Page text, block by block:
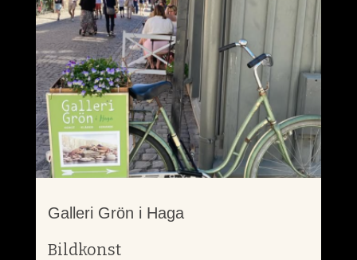
Galleri Grön i Haga
Bildkonst